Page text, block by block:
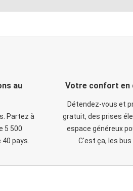
au
Partez à
5 500
pays.
Votre confort en
Détendez-vous et
gratuit, des prises
espace généreux
C'est ça, les bus